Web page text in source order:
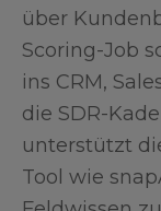
über
Scoring-Job
ins CRM,
die SDR-
unterstützt
Tool wie